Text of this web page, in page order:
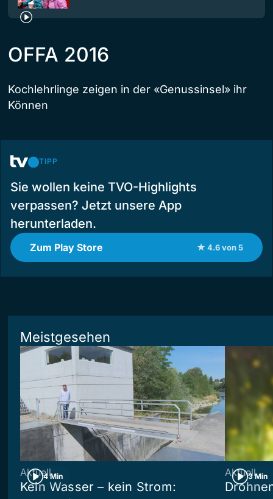
OFFA 2016
Kochlehrlinge zeigen in der «Genussinsel» ihr
Können
TIPP
Sie wollen keine TVO-Highlights
verpassen? Jetzt unsere App
herunterladen.
Zum Play Store ★ 4.6 von 5
Meistgesehen
4 Min
Aktuell
Kein Wasser – kein Strom:
3 Min
Aktuell